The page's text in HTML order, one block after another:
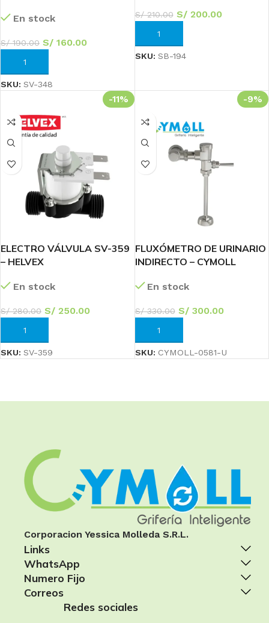
En stock
S/190.00 S/ 160.00
AÑADIR AL CARRITO
SKU: SV-348
S/210.00 S/200.00
AÑADIR AL CARRITO
SKU: SB-194
-11%
ELECTRO VÁLVULA SV-359
– HELVEX
En stock
S/280.00 S/ 250.00
AÑADIR AL CARRITO
SKU: SV-359
-9%
FLUXÓMETRO DE URINARIO
INDIRECTO – CYMOLL
En stock
S/330.00 S/300.00
AÑADIR AL CARRITO
SKU: CYMOLL-0581-U
Corporacion Yessica Molleda S.R.L.
Links
WhatsApp
Numero Fijo
Correos
Redes sociales